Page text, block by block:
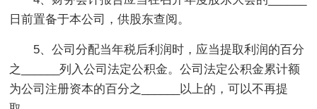
日前置备于本公司，供股东查阅。
5、公司分配当年税后利润时，应当提取利润的百分
之______列入公司法定公积金。公司法定公积金累计额
为公司注册资本的百分之______以上的，可以不再提